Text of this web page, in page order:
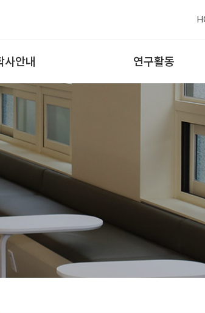
사안내 연구활동